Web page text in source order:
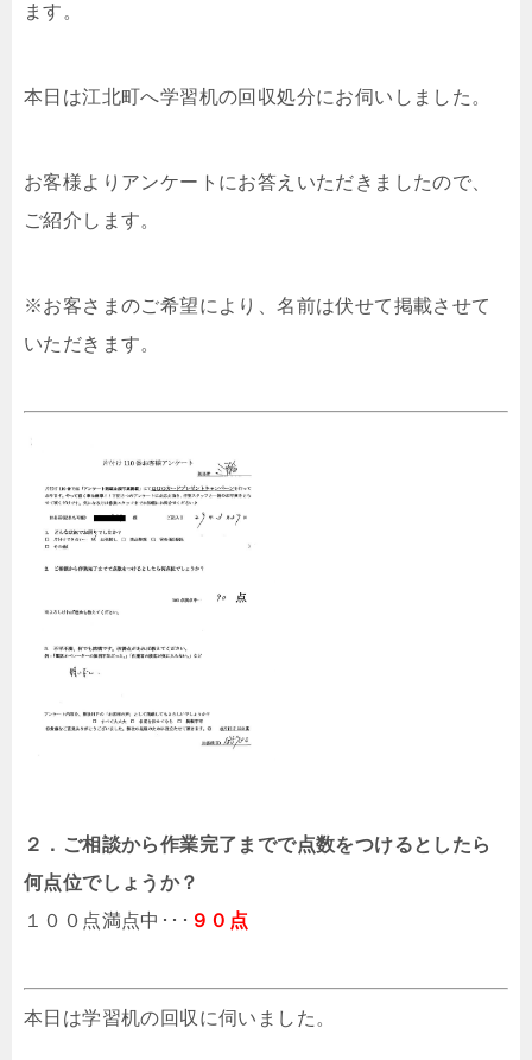
ます。
本日は江北町へ学習机の回収処分にお伺いしました。
お客様よりアンケートにお答えいただきましたので、
ご紹介します。
※お客さまのご希望により、名前は伏せて掲載させて
いただきます。
２．ご相談から作業完了までで点数をつけるとしたら
何点位でしょうか？
１００点満点中･･･ ９０点
本日は学習机の回収に伺いました。